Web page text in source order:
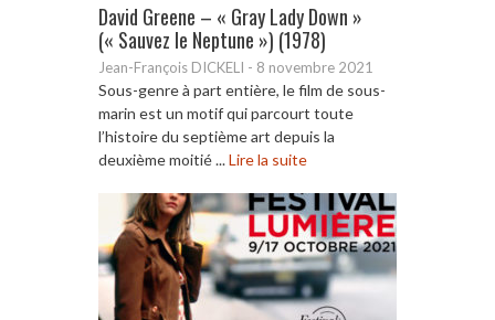
David Greene – « Gray Lady Down »
(« Sauvez le Neptune ») (1978)
Jean-François DICKELI - 8 novembre 2021
Sous-genre à part entière, le film de sous-
marin est un motif qui parcourt toute
l’histoire du septième art depuis la
deuxième moitié ...Lire la suite